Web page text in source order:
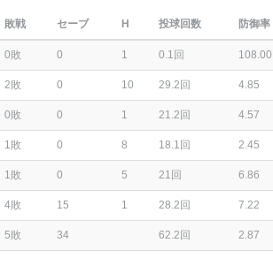
敗戦 セーブ H 投球回数 防御率
0敗 0 1 0.1回 108.00
2敗 0 10 29.2回 4.85
0敗 0 1 21.2回 4.57
1敗 0 8 18.1回 2.45
1敗 0 5 21回 6.86
4敗 15 1 28.2回 7.22
5敗 34 62.2回 2.87